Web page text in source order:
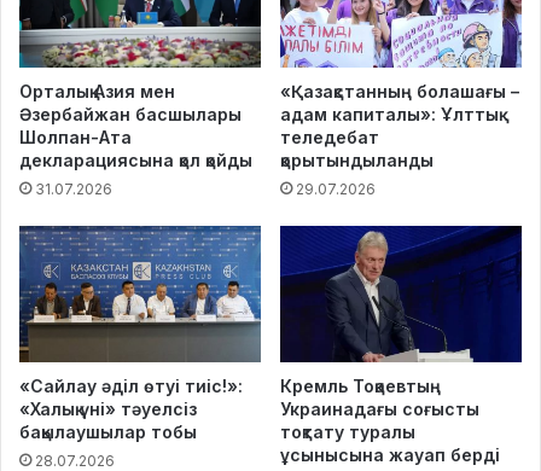
Орталық Азия мен
Әзербайжан басшылары
Шолпан-Ата
декларациясына қол қойды
31.07.2026
«Қазақстанның болашағы –
адам капиталы»: Ұлттық
теледебат
қорытындыланды
29.07.2026
«Сайлау әділ өтуі тиіс!»:
«Халық үні» тәуелсіз
бақылаушылар тобы
28.07.2026
Кремль Тоқаевтың
Украинадағы соғысты
тоқтату туралы
ұсынысына жауап берді